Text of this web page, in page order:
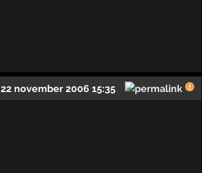
22 november 2006 15:35